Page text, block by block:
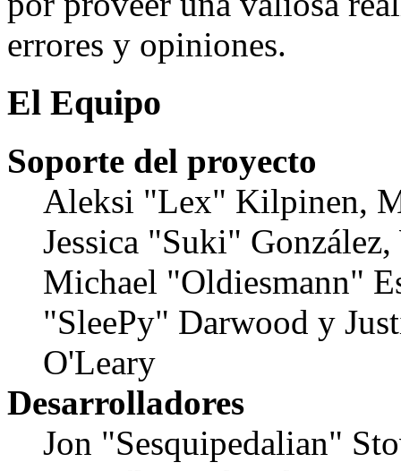
errores y opiniones.
El Equipo
Soporte del proyecto
Aleksi "Lex" Kilpinen,
Jessica "Suki"
Michael "Oldiesmann"
"SleePy" Darwood y
O'Leary
Desarrolladores
Jon "Sesquipedalian"